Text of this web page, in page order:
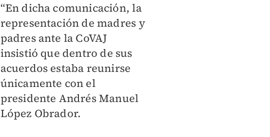
“En dicha comunicación, la
representación de madres y
padres ante la CoVAJ
insistió que dentro de sus
acuerdos estaba reunirse
únicamente con el
presidente Andrés Manuel
López Obrador.